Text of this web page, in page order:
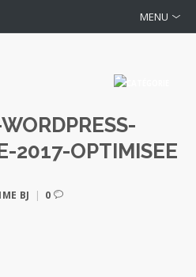
MENU
2017-OPTIMISEE
BJ | 0